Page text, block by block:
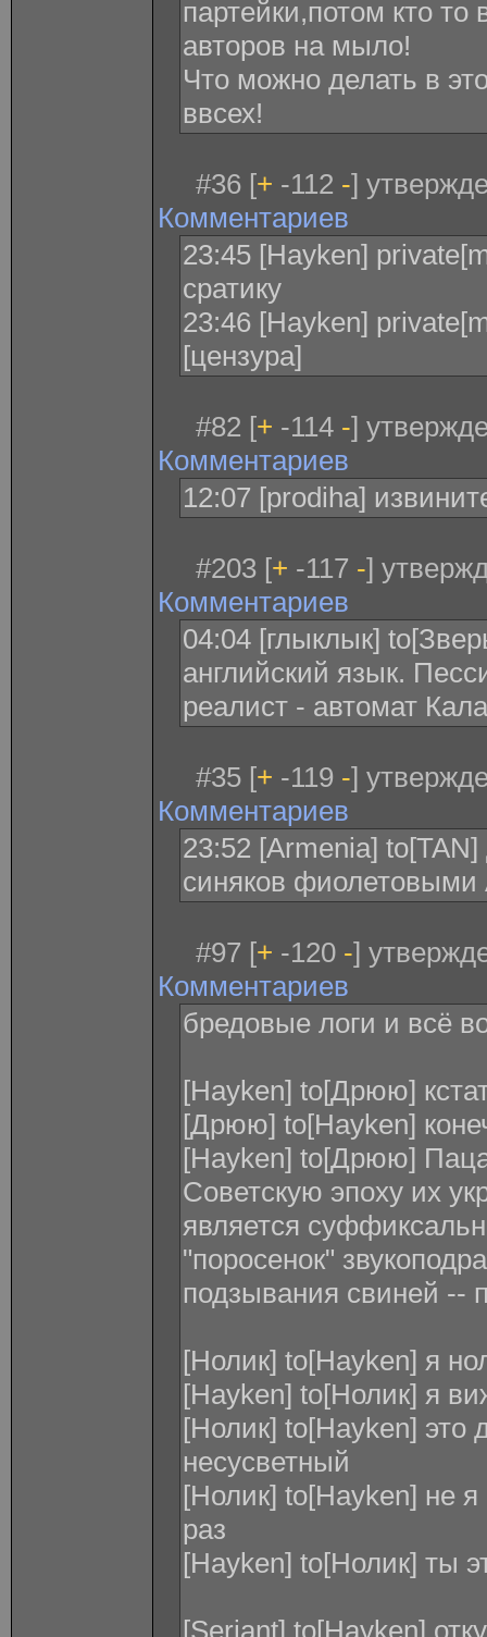
партейки,потом кто
авторов на мыло!
Что можно делать в
ввсех!
#36 [+ -112 -]
Комментариев
23:45 [Hayken]
сратику
23:46 [Hayken]
[цензура]
#82 [+ -114 -]
Комментариев
12:07 [prodiha]
#203 [+ -117 -]
Комментариев
04:04 [глыклык]
английский язык.
реалист - автомат
#35 [+ -119 -]
Комментариев
23:52 [Armenia]
синяков фиолетовыми
#97 [+ -120 -]
Комментариев
бредовые логи и всё
[Hayken] to[Дрюю]
[Дрюю] to[Hayken]
[Hayken] to[Дрюю]
Советскую эпоху их
является
"поросенок"
подзывания свиней --
[Нолик] to[Hayken] я
[Hayken] to[Нолик] я
[Нолик] to[Hayken] это
несусветный
[Нолик] to[Hayken] не
раз
[Hayken] to[Нолик] ты
[Serjant] to[Hayken]